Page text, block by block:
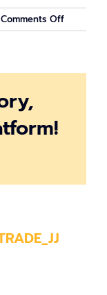
Comments Offon
สมัคร